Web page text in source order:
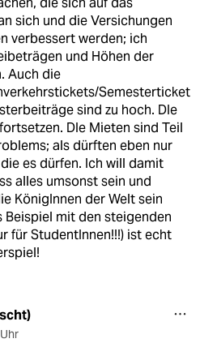
sich und die Versichungen
verbessert werden; ich
und Höhen der
Auch die
Semesterticket
sind zu hoch. DIe
DIe Mieten sind Teil
als dürften eben nur
es dürfen. Ich will damit
alles umsonst sein und
KönigInnen der Welt sein
Beispiel mit den steigenden
für StudentInnen!!!) ist echt